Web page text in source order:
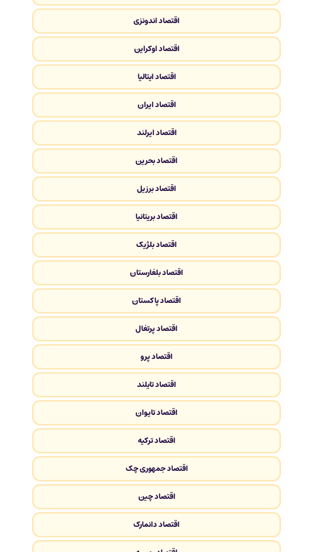
اقتصاد اندونزی
اقتصاد اوکراین
اقتصاد ایتالیا
اقتصاد ایران
اقتصاد ایرلند
اقتصاد بحرین
اقتصاد برزیل
اقتصاد بریتانیا
اقتصاد بلژیک
اقتصاد بلغارستان
اقتصاد پاکستان
اقتصاد پرتغال
اقتصاد پرو
اقتصاد تایلند
اقتصاد تایوان
اقتصاد ترکیه
اقتصاد جمهوری چک
اقتصاد چین
اقتصاد دانمارک